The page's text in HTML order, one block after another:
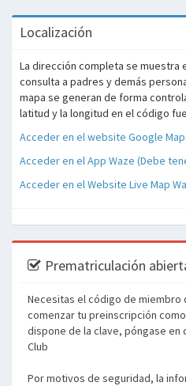
Localización
La dirección completa se muestra
consulta a padres y demás
mapa se generan de forma
latitud y la longitud en el código
Acceder en el website Google
Acceder en el App Waze (Debe
Acceder en el Website Live Map
Prematriculación
Necesitas el código de miembro
comenzar tu preinscripción
dispone de la clave, póngase
Club
Por motivos de seguridad, la